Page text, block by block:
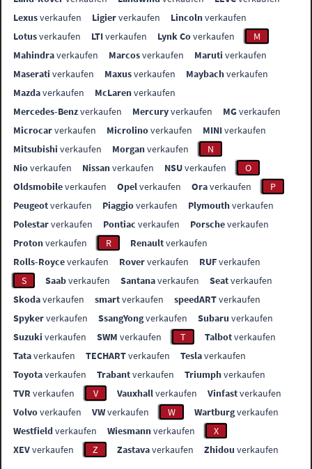
Lexusverkaufen Ligierverkaufen Lincolnverkaufen
Lotusverkaufen LTIverkaufen Lynk Coverkaufen
M
Mahindraverkaufen Marcosverkaufen Maruti verkaufen
Maserati verkaufen Maxusverkaufen Maybachverkaufen
Mazdaverkaufen McLarenverkaufen
Mercedes-Benzverkaufen Mercuryverkaufen MGverkaufen
Microcarverkaufen Microlinoverkaufen MINIverkaufen
Mitsubishi verkaufen Morganverkaufen
N
Nioverkaufen Nissanverkaufen NSUverkaufen
O
Oldsmobileverkaufen Opelverkaufen Oraverkaufen
P
Peugeotverkaufen Piaggioverkaufen Plymouthverkaufen
Polestarverkaufen Pontiac verkaufen Porscheverkaufen
Protonverkaufen R Renaultverkaufen
Rolls-Royceverkaufen Roververkaufen RUFverkaufen
S
Saabverkaufen Santanaverkaufen Seatverkaufen
Skodaverkaufen smartverkaufen speedARTverkaufen
Spykerverkaufen SsangYongverkaufen Subaru verkaufen
Suzuki verkaufen SWM verkaufen T Talbotverkaufen
Tataverkaufen TECHARTverkaufen Teslaverkaufen
Toyotaverkaufen Trabantverkaufen Triumphverkaufen
TVR verkaufen V Vauxhallverkaufen Vinfastverkaufen
Volvoverkaufen VWverkaufen W Wartburgverkaufen
Westfieldverkaufen Wiesmannverkaufen
X
XEVverkaufen Z Zastavaverkaufen Zhidou verkaufen